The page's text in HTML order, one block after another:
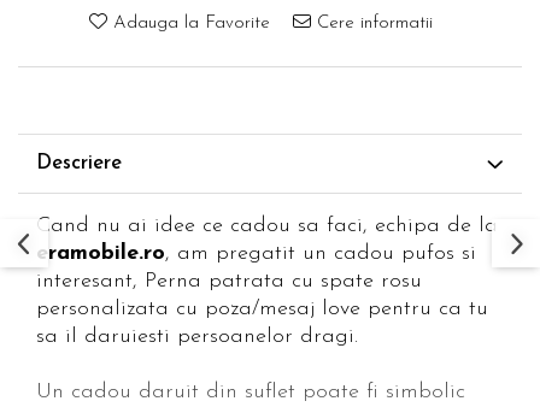
Adauga la Favorite Cere informatii
Descriere
Cand nu ai idee ce cadou sa faci, echipa de la
eramobile.ro, am pregatit un cadou pufos si
interesant, Perna patrata cu spate rosu
personalizata cu poza/mesaj love pentru ca tu
sa il daruiesti persoanelor dragi.
Un cadou daruit din suflet poate fi simbolic